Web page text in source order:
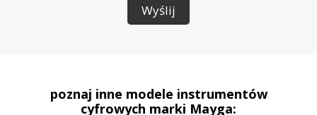
poznaj inne modele instrumentów
cyfrowych marki Mayga:
Wyślij